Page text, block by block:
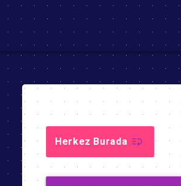
Herkez Burada